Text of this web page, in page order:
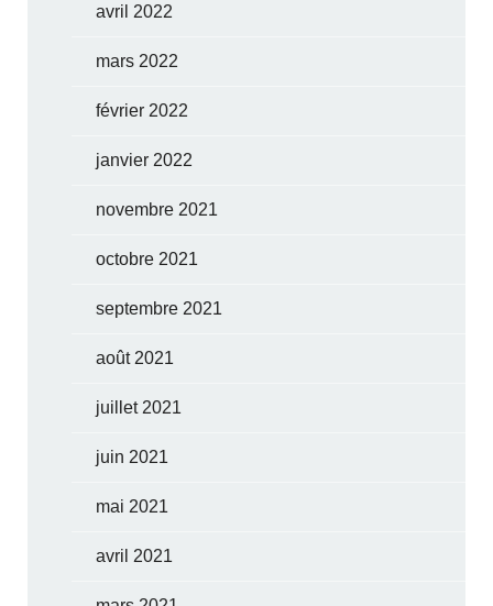
avril 2022
mars 2022
février 2022
janvier 2022
novembre 2021
octobre 2021
septembre 2021
août 2021
juillet 2021
juin 2021
mai 2021
avril 2021